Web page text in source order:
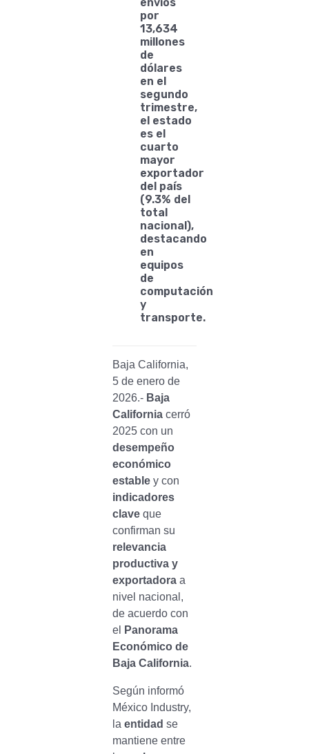
por
13,634
millones
de
dólares
en el
segundo
trimestre,
el estado
es el
cuarto
mayor
exportador
del país
(9.3% del
total
nacional),
destacando
en
equipos
de
computación
y
transporte.
Baja California,
5 de enero de
2026.- Baja
Californiacerró
2025 con un
desempeño
económico
establey con
indicadores
claveque
confirman su
relevancia
productiva y
exportadora a
nivel nacional,
de acuerdo con
el
Panorama
Económico de
Baja California.
Según informó
México Industry,
la entidad se
mantiene entre